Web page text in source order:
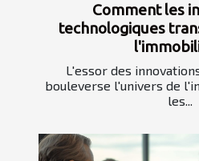
Comment les
technologiques
L'essor des
bouleverse l'univers de
les...